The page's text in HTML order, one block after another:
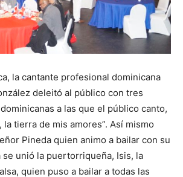
la cantante profesional dominicana
deleitó al público con tres
a las que el público canto,
la tierra de mis amores”. Así mismo
Pineda quien animo a bailar con su
se unió la puertorriqueña, Isis, la
quien puso a bailar a todas las